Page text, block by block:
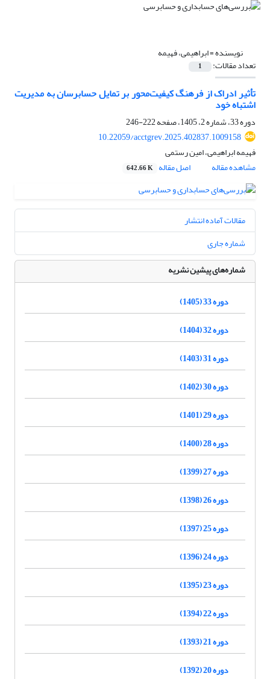
نویسنده =ابراهیمی، فهیمه
تعداد مقالات: 1
تأثیر ادراک از فرهنگ کیفیت‌‌محور بر تمایل حسابرسان به مدیریت
اشتباه خود
دوره 33، شماره 2، 1405، صفحه
222-246
10.22059/acctgrev.2025.402837.1009158
فهیمه ابراهیمی، امین رستمی
مشاهده مقاله
اصل مقاله 642.66 K
مقالات آماده انتشار
شماره جاری
شماره‌های پیشین نشریه
دوره 33 (1405)
دوره 32 (1404)
دوره 31 (1403)
دوره 30 (1402)
دوره 29 (1401)
دوره 28 (1400)
دوره 27 (1399)
دوره 26 (1398)
دوره 25 (1397)
دوره 24 (1396)
دوره 23 (1395)
دوره 22 (1394)
دوره 21 (1393)
دوره 20 (1392)